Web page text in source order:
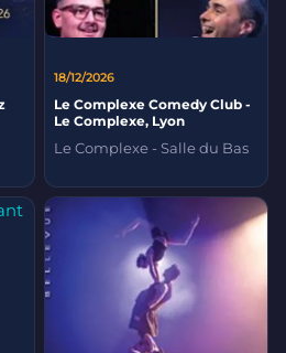
18/12/2026
Le Complexe Comedy Club -
Le Complexe, Lyon
Le Complexe - Salle du Bas